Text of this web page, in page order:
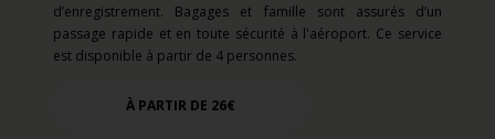
d’enregistrement. Bagages et famille sont assurés d’un
passage rapide et en toute sécurité à l'aéroport. Ce service
est disponible à partir de 4 personnes.
À PARTIR DE 26€